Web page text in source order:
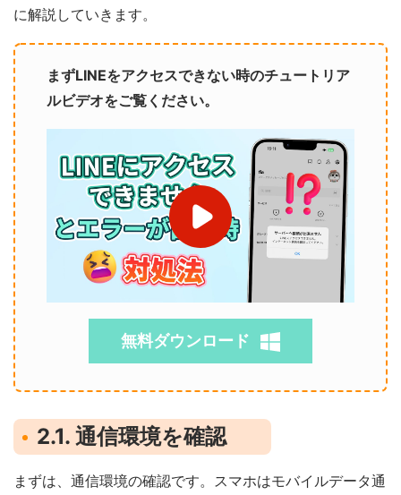
に解説していきます。
まずLINEをアクセスできない時のチュートリア
ルビデオをご覧ください。
無料ダウンロード
2.1. 通信環境を確認
まずは、通信環境の確認です。スマホはモバイルデータ通